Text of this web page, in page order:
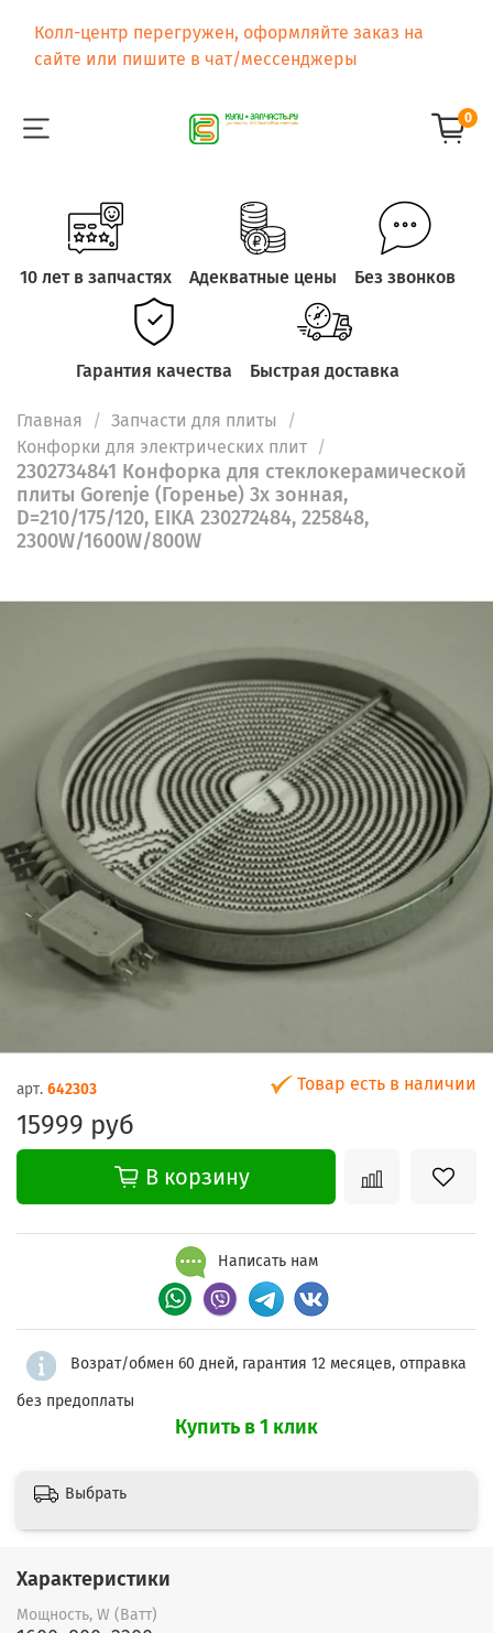
Колл-центр перегружен, оформляйте заказ на
сайте или пишите в чат/мессенджеры
0
10 лет в запчастях Адекватные цены Без звонков
Гарантия качества Быстрая доставка
Главная
Запчасти для плиты
Конфорки для электрических плит
2302734841 Конфорка для стеклокерамической
плиты Gorenje (Горенье) 3х зонная,
D=210/175/120, EIKA 230272484, 225848,
2300W/1600W/800W
арт. 642303 Товар есть в наличии
15999 руб
В корзину
Написать нам
Возрат/обмен 60 дней, гарантия 12 месяцев, отправка
без предоплаты
Купить в 1 клик
Выбрать
Характеристики
Мощность, W (Ватт)